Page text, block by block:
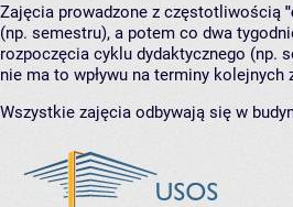
Zajęcia prowadzone z częstotliwością
(np. semestru), a potem co dwa
rozpoczęcia cyklu dydaktycznego (np.
nie ma to wpływu na terminy
Wszystkie zajęcia odbywają się w